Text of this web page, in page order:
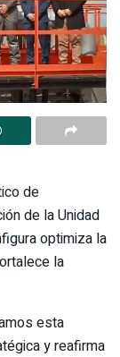
de
de la Unidad
optimiza la
la
esta
y reafirma